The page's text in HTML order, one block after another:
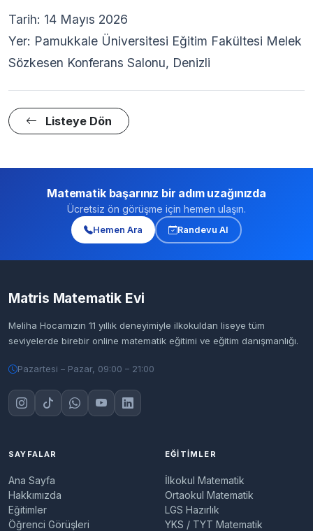
Tarih: 14 Mayıs 2026
Yer: Pamukkale Üniversitesi Eğitim Fakültesi Melek
Sözkesen Konferans Salonu, Denizli
Listeye Dön
Matematik başarınız bir adım uzağınızda
Ücretsiz ön görüşme için hemen ulaşın.
Hemen Ara Randevu Al
Matris Matematik Evi
Meliha Hocamızın 11 yıllık deneyimiyle ilkokuldan liseye tüm
seviyelerde birebir online matematik eğitimi ve eğitim danışmanlığı.
Pazartesi – Pazar, 09:00 – 21:00
SAYFALAR
Ana Sayfa
Hakkımızda
Eğitimler
Öğrenci Görüşleri
EĞITIMLER
İlkokul Matematik
Ortaokul Matematik
LGS Hazırlık
YKS / TYT Matematik
Matris Matematik Evi Asistanı
Merhaba! Matris Matematik Evi asistanıyım.
, hocamız veya İletişim
hakkında nasıl yardımcı
olabilirim? Merak ettiğiniz soruları bana